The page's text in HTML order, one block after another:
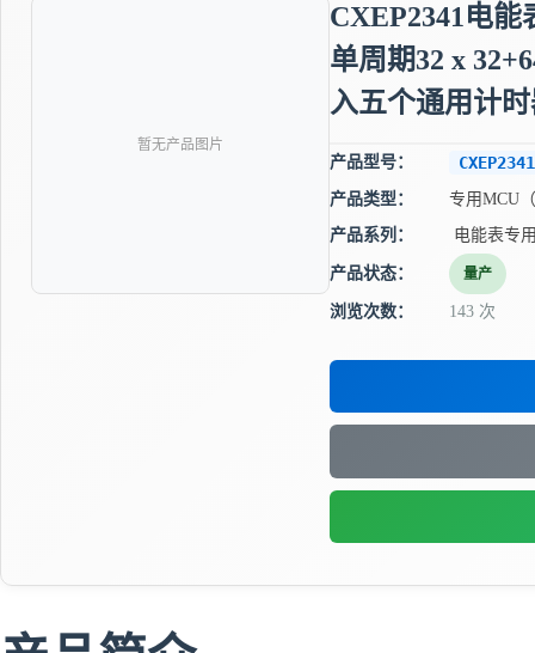
暂无产品图片
CXEP2341电
单周期32 x
入五个通用计
产品型号： CXEP2341
产品类型：
专用MCU
产品系列：
电能表专
产品状态： 量产
浏览次数： 143 次